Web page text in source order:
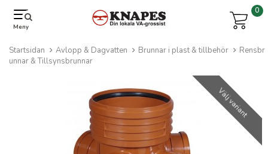
Meny
0
Startsidan Avlopp & Dagvatten Brunnar i plast & tillbehör
Rensbr
unnar & Tillsynsbrunnar
Välj variant